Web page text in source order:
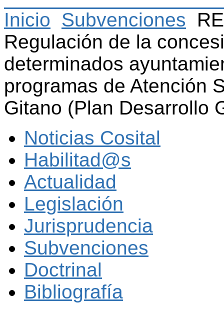
Inicio Subvenciones
Regulación de la
determinados
programas de Atención
Gitano (Plan Desarrollo
Noticias Cosital
Habilitad@s
Actualidad
Legislación
Jurisprudencia
Subvenciones
Doctrinal
Bibliografía